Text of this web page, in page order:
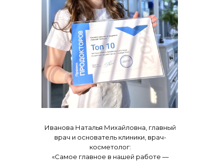
Иванова Наталья Михайловна, главный
врач и основатель клиники, врач-
косметолог:
«Самое главное в нашей работе —